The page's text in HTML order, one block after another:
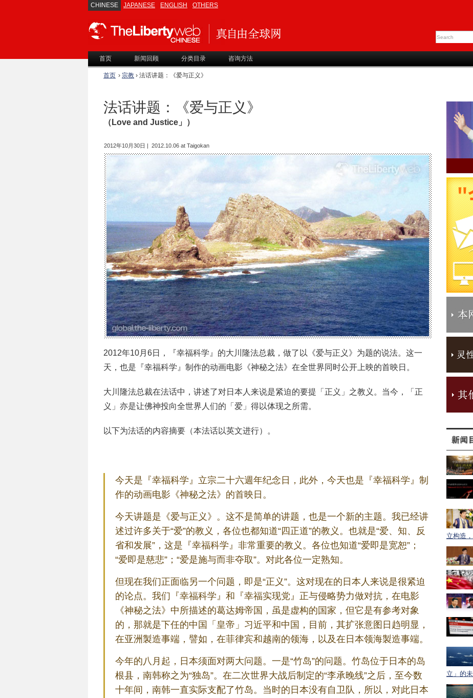
CHINESE JAPANESE ENGLISH OTHERS
首页 新闻回顾 分类目录 咨询方法
首页 › 宗教 › 法话讲题：《爱与正义》
法话讲题：《爱与正义》
（Love and Justice」）
2012年10月30日 | 2012.10.06 at Taigokan
2012年10月6日，『幸福科学』的大川隆法总裁，做了以《爱与正义》为题的说法。这一
天，也是『幸福科学』制作的动画电影《神秘之法》在全世界同时公开上映的首映日。
大川隆法总裁在法话中，讲述了对日本人来说是紧迫的要提「正义」之教义。当今，「正
义」亦是让佛神投向全世界人们的「爱」得以体现之所需。
以下为法话的内容摘要（本法话以英文进行）。
今天是『幸福科学』立宗二十六週年纪念日，此外，今天也是『幸福科学』制
作的动画电影《神秘之法》的首映日。
今天讲题是《爱与正义》。这不是简单的讲题，也是一个新的主题。我已经讲
述过许多关于“爱”的教义，各位也都知道“四正道”的教义。也就是“爱、知、反
省和发展”，这是『幸福科学』非常重要的教义。各位也知道“爱即是宽恕”；
“爱即是慈悲”；“爱是施与而非夺取”。对此各位一定熟知。
但现在我们正面临另一个问题，即是“正义”。这对现在的日本人来说是很紧迫
的论点。我们『幸福科学』和『幸福实现党』正与侵略势力做对抗，在电影
《神秘之法》中所描述的葛达姆帝国，虽是虚构的国家，但它是有参考对象
的，那就是下任的中国「皇帝」习近平和中国，目前，其扩张意图日趋明显，
在亚洲製造事端，譬如，在菲律宾和越南的领海，以及在日本领海製造事端。
今年的八月起，日本须面对两大问题。一是“竹岛”的问题。竹岛位于日本的岛
根县，南韩称之为“独岛”。在二次世界大战后制定的“李承晚线”之后，至今数
十年间，南韩一直实际支配了竹岛。当时的日本没有自卫队，所以，对此日本
立构造
立」的